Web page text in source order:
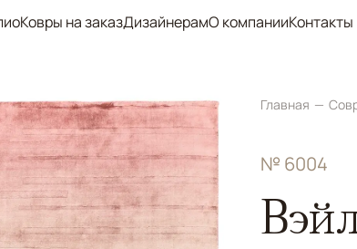
Ковры на заказДизайнерамО компанииКонтакты
Главная
№ 6004